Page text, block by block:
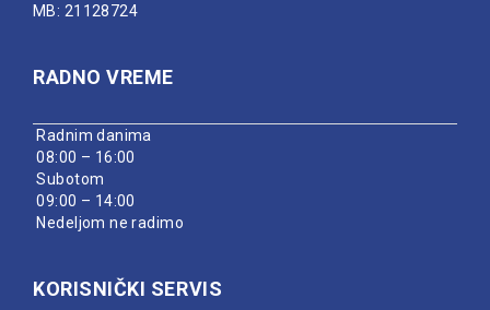
MB: 21128724
RADNO VREME
Radnim danima
08:00 – 16:00
Subotom
09:00 – 14:00
Nedeljom ne radimo
KORISNIČKI SERVIS